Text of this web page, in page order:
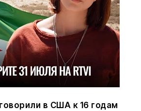
в США к 16 годам